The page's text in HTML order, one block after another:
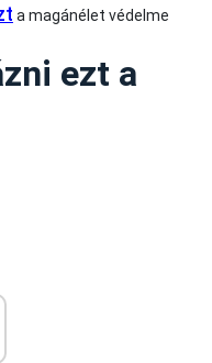
a magánélet védelme
ezt a